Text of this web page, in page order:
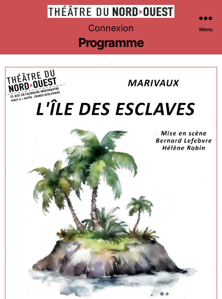
Théâtre
du
Nord-
Ouest
Connexion Menu
Programme